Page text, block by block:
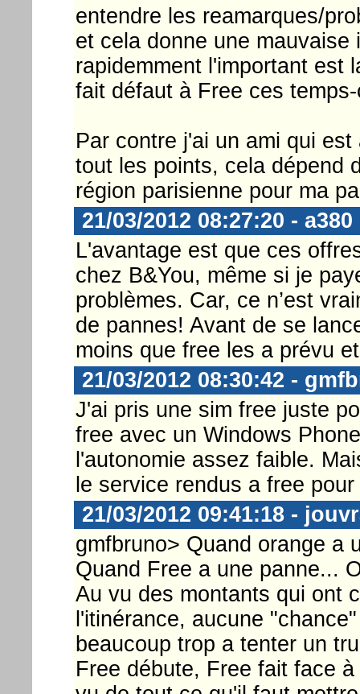
entendre les reamarques/
et cela donne une
rapidemment l'important est
fait défaut à Free ces
Par contre j'ai un ami qui
tout les points, cela dépend
région parisienne pour ma
21/03/2012 08:27:20 - a380
L'avantage est que ces
chez B&You, même si je
problèmes. Car, ce n’est
de pannes! Avant de se
moins que free les a prévu
21/03/2012 08:30:42 -
J'ai pris une sim free juste
free avec un Windows
l'autonomie assez faible.
le service rendus a free
21/03/2012 09:41:18 -
gmfbruno> Quand orange a
Quand Free a une panne...
Au vu des montants qui ont
l'itinérance, aucune
beaucoup trop a tenter un
Free débute, Free fait face